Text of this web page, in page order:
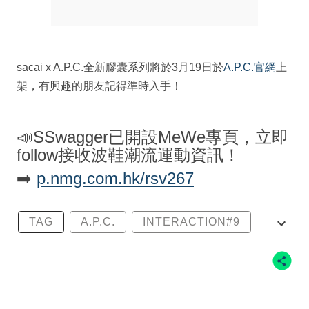
sacai x A.P.C.全新膠囊系列將於3月19日於A.P.C.官網 上
架，有興趣的朋友記得準時入手！
📣SSwagger已開設MeWe專頁，立即
follow接收波鞋潮流運動資訊！
➡️ p.nmg.com.hk/rsv267
TAG A.P.C. INTERACTION#9